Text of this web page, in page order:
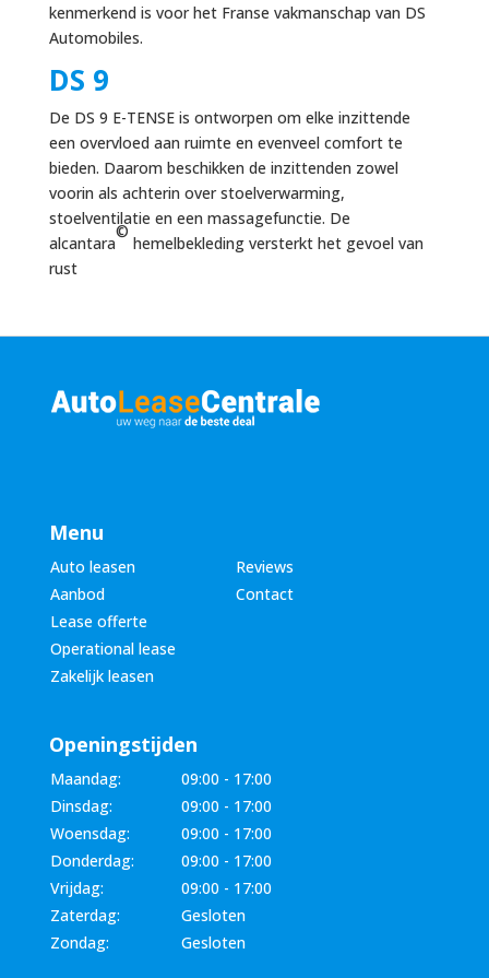
kenmerkend is voor het Franse vakmanschap van DS
Automobiles.
DS 9
De DS 9 E-TENSE is ontworpen om elke inzittende
een overvloed aan ruimte en evenveel comfort te
bieden. Daarom beschikken de inzittenden zowel
voorin als achterin over stoelverwarming,
stoelventilatie en een massagefunctie. De
alcantara
©
hemelbekleding versterkt het gevoel van
rust
Menu
Auto leasen
Reviews
Aanbod
Contact
Lease offerte
Operational lease
Zakelijk leasen
Openingstijden
Maandag:
09:00 - 17:00
Dinsdag:
09:00 - 17:00
Woensdag:
09:00 - 17:00
Donderdag:
09:00 - 17:00
Vrijdag:
09:00 - 17:00
Zaterdag:
Gesloten
Zondag:
Gesloten